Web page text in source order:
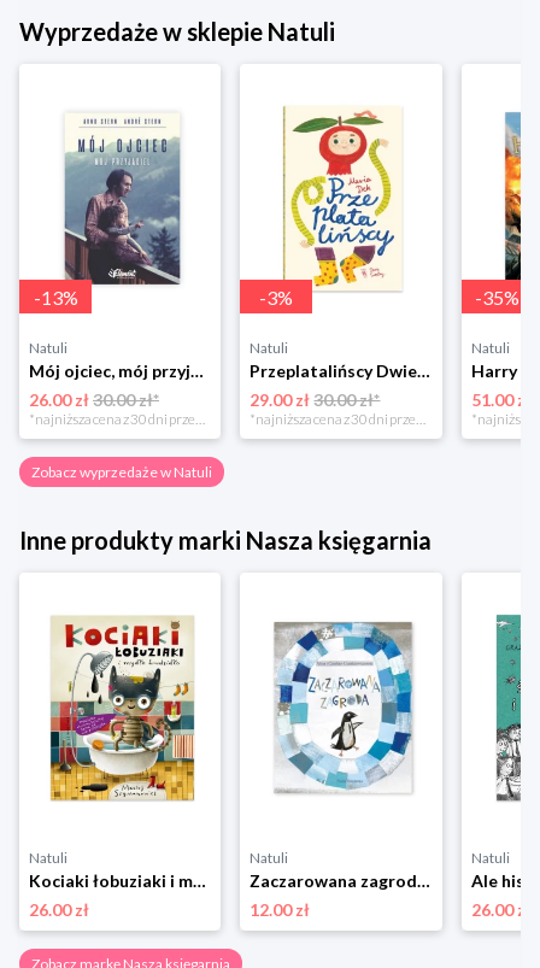
Wyprzedaże w sklepie Natuli
-13%
Natuli
Mój ojciec, mój przyjaciel Element
26.00 zł30.00 zł*
*najniższa cena z 30 dni przed obniżką
-3%
Natuli
Przeplatalińscy Dwie siostry
29.00 zł 30.00 zł*
*najniższa cena z 30 dni przed obniżką
-35%
Natuli
51.00 zł
Zobacz wyprzedaże w Natuli
Inne produkty marki Nasza księgarnia
Natuli
Kociaki łobuziaki i mydło brudzidło Nasza księgarnia
26.00 zł
Natuli
Zaczarowana zagroda Nasza księgarnia
12.00 zł
Natuli
26.00 zł
Zobacz markę Nasza księgarnia